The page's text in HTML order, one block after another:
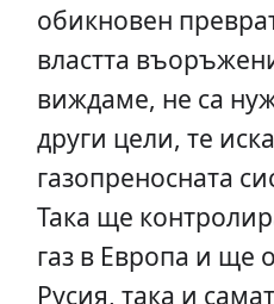
обикновен
властта
виждаме, не са
други цели, те
газопреносната
Така ще
газ в Европа и ще
Русия, така и